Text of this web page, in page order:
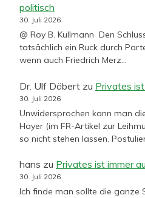
politisch
30. Juli 2026
@ Roy B. Kullmann Den
tatsächlich ein Ruck durch
wenn auch Friedrich Merz…
Dr. Ulf Döbert zu Privates
30. Juli 2026
Unwidersprochen kann man
Hayer (im FR-Artikel zur
so nicht stehen lassen.
hans zu Privates ist immer
30. Juli 2026
Ich finde man sollte die ganze